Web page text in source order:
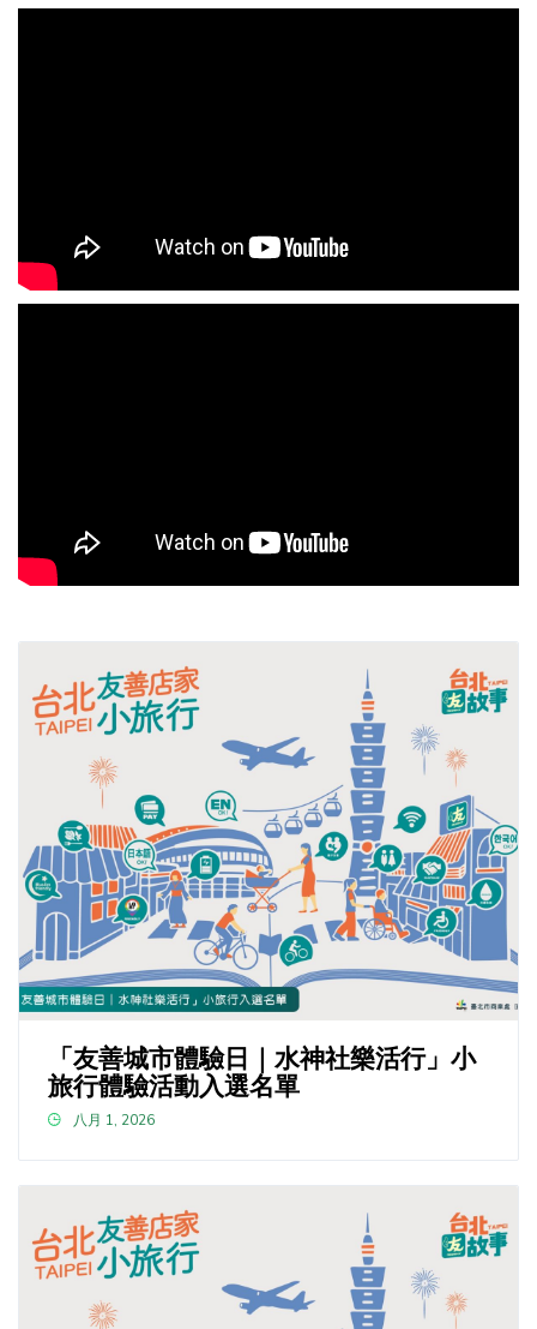
「友善城市體驗日｜水神社樂活行」小
旅行體驗活動入選名單
八月 1, 2026